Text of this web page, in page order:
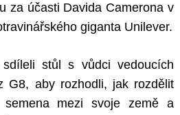
za účasti Davida Camerona v
giganta Unilever.
sdíleli stůl s vůdci vedoucích
G8, aby rozhodli, jak rozdělit
mezi svoje země a